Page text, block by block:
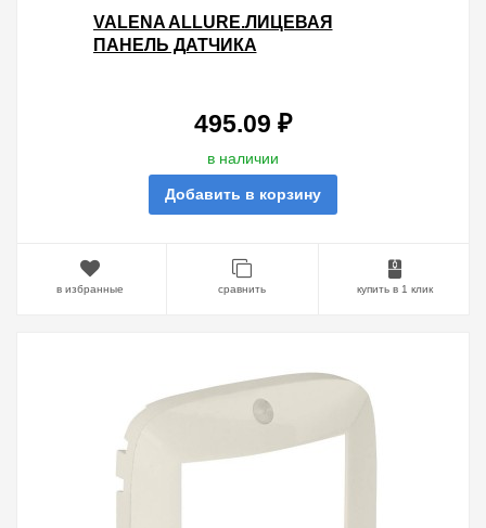
VALENA ALLURE.ЛИЦЕВАЯ
ПАНЕЛЬ ДАТЧИКА
495.09 ₽
в наличии
Добавить в корзину
в избранные сравнить купить в 1 клик